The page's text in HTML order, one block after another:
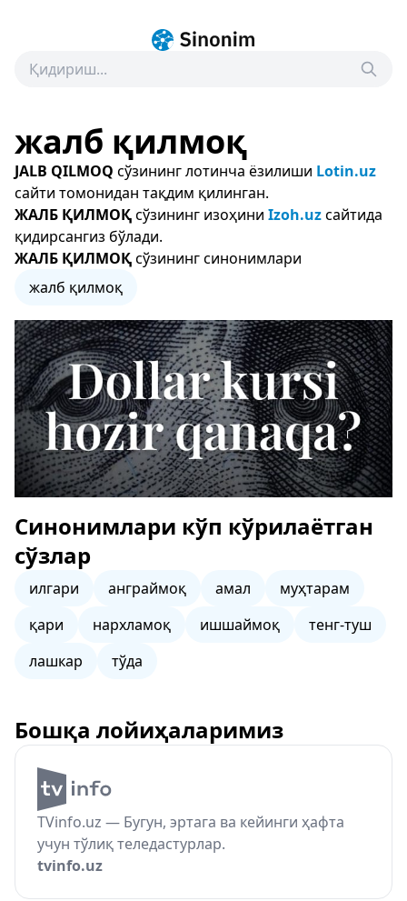
жалб қилмоқ
JALB QILMOQ сўзининг лотинча ёзилиши Lotin.uz
сайти томонидан тақдим қилинган.
ЖАЛБ ҚИЛМОҚсўзининг изоҳини Izoh.uzсайтида
қидирсангиз бўлади.
ЖАЛБ ҚИЛМОҚсўзининг синонимлари
жалб қилмоқ
Синонимлари кўп кўрилаётган
сўзлар
илгари анграймоқ амал
муҳтарам
қари
нархламоқ ишшаймоқ
тенг-туш
лашкар
тўда
Бошқа лойиҳаларимиз
TVinfo.uz — Бугун, эртага ва кейинги ҳафта
учун тўлиқ теледастурлар.
tvinfo.uz